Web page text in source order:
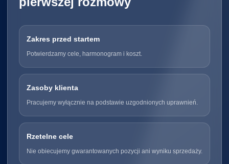
Zakres przed startem
Potwierdzamy cele, harmonogram i koszt.
Zasoby klienta
Pracujemy wyłącznie na podstawie uzgodnionych uprawnień.
Rzetelne cele
Nie obiecujemy gwarantowanych pozycji ani wyniku sprzedaży.